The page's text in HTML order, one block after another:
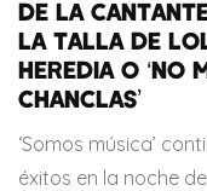
DE LA
LA TALLA DE
HEREDIA O ‘NO
CHANCLAS’
‘Somos música’
éxitos en la noche